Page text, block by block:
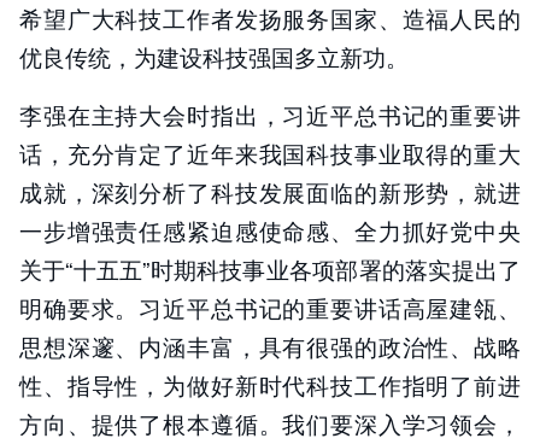
希望广大科技工作者发扬服务国家、造福人民的
优良传统，为建设科技强国多立新功。
李强在主持大会时指出，习近平总书记的重要讲
话，充分肯定了近年来我国科技事业取得的重大
成就，深刻分析了科技发展面临的新形势，就进
一步增强责任感紧迫感使命感、全力抓好党中央
关于“十五五”时期科技事业各项部署的落实提出了
明确要求。习近平总书记的重要讲话高屋建瓴、
思想深邃、内涵丰富，具有很强的政治性、战略
性、指导性，为做好新时代科技工作指明了前进
方向、提供了根本遵循。我们要深入学习领会，